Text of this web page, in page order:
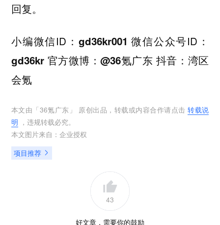
回复。
小编微信ID： gd36kr001 微信公众号ID：
gd36kr 官方微博：@36氪广东 抖音： 湾区
会氪
本文由「36氪广东 」 原创出品，转载或内容合作请点击转载说
明 ，违规转载必究。
本文图片来自： 企业授权
项目推荐
43
好文章，需要你的鼓励